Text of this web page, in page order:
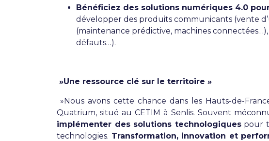
Bénéficiez des solutions numériques 4.0
développer des produits communicants (vente
(maintenance prédictive, machines
défauts…).
»Une ressource clé sur le territoire »
»Nous avons cette chance dans les Hauts-de-
Quatrium, situé au CETIM à Senlis. Souvent
implémenter des solutions technologiquespour
technologies. Transformation, innovation et